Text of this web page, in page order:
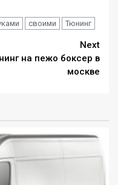
своими Тюнинг
Next
на пежо боксер в
москве